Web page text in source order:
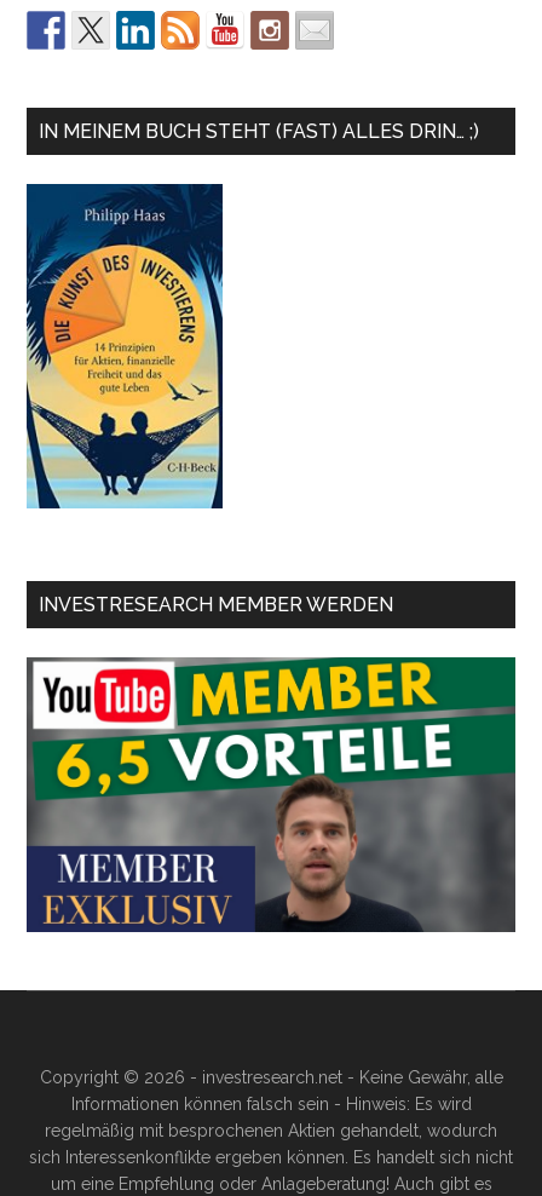
IN MEINEM BUCH STEHT (FAST) ALLES DRIN… ;)
INVESTRESEARCH MEMBER WERDEN
Copyright © 2026 - investresearch.net - Keine Gewähr, alle
Informationen können falsch sein - Hinweis: Es wird
regelmäßig mit besprochenen Aktien gehandelt, wodurch
sich Interessenkonflikte ergeben können. Es handelt sich nicht
um eine Empfehlung oder Anlageberatung! Auch gibt es